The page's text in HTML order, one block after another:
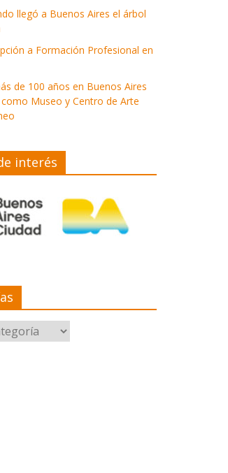
llegó a Buenos Aires el árbol
a Formación Profesional en
de 100 años en Buenos Aires
Museo y Centro de Arte
interés